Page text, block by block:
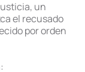
un
el recusado
por orden